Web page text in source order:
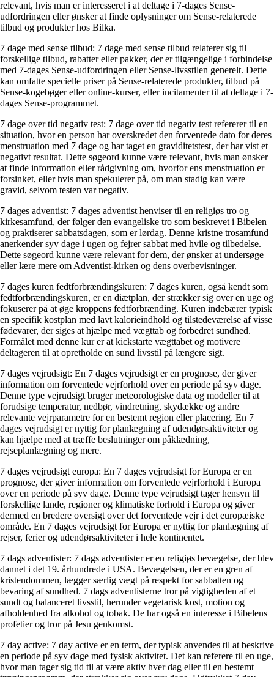
relevant, hvis man er interesseret i at deltage i 7-dages Sense-
udfordringen eller ønsker at finde oplysninger om Sense-relaterede
tilbud og produkter hos Bilka.
7 dage med sense tilbud: 7 dage med sense tilbud relaterer sig til
forskellige tilbud, rabatter eller pakker, der er tilgængelige i forbindelse
med 7-dages Sense-udfordringen eller Sense-livsstilen generelt. Dette
kan omfatte specielle priser på Sense-relaterede produkter, tilbud på
Sense-kogebøger eller online-kurser, eller incitamenter til at deltage i 7-
dages Sense-programmet.
7 dage over tid negativ test: 7 dage over tid negativ test refererer til en
situation, hvor en person har overskredet den forventede dato for deres
menstruation med 7 dage og har taget en graviditetstest, der har vist et
negativt resultat. Dette søgeord kunne være relevant, hvis man ønsker
at finde information eller rådgivning om, hvorfor ens menstruation er
forsinket, eller hvis man spekulerer på, om man stadig kan være
gravid, selvom testen var negativ.
7 dages adventist: 7 dages adventist henviser til en religiøs tro og
kirkesamfund, der følger den evangeliske tro som beskrevet i Bibelen
og praktiserer sabbatsdagen, som er lørdag. Denne kristne trosamfund
anerkender syv dage i ugen og fejrer sabbat med hvile og tilbedelse.
Dette søgeord kunne være relevant for dem, der ønsker at undersøge
eller lære mere om Adventist-kirken og dens overbevisninger.
7 dages kuren fedtforbrændingskuren: 7 dages kuren, også kendt som
fedtforbrændingskuren, er en diætplan, der strækker sig over en uge og
fokuserer på at øge kroppens fedtforbrænding. Kuren indebærer typisk
en specifik kostplan med lavt kalorieindhold og tilstedeværelse af visse
fødevarer, der siges at hjælpe med vægttab og forbedret sundhed.
Formålet med denne kur er at kickstarte vægttabet og motivere
deltageren til at opretholde en sund livsstil på længere sigt.
7 dages vejrudsigt: En 7 dages vejrudsigt er en prognose, der giver
information om forventede vejrforhold over en periode på syv dage.
Denne type vejrudsigt bruger meteorologiske data og modeller til at
forudsige temperatur, nedbør, vindretning, skydække og andre
relevante vejrparametre for en bestemt region eller placering. En 7
dages vejrudsigt er nyttig for planlægning af udendørsaktiviteter og
kan hjælpe med at træffe beslutninger om påklædning,
rejseplanlægning og mere.
7 dages vejrudsigt europa: En 7 dages vejrudsigt for Europa er en
prognose, der giver information om forventede vejrforhold i Europa
over en periode på syv dage. Denne type vejrudsigt tager hensyn til
forskellige lande, regioner og klimatiske forhold i Europa og giver
dermed en bredere oversigt over det forventede vejr i det europæiske
område. En 7 dages vejrudsigt for Europa er nyttig for planlægning af
rejser, ferier og udendørsaktiviteter i hele kontinentet.
7 dags adventister: 7 dags adventister er en religiøs bevægelse, der blev
dannet i det 19. århundrede i USA. Bevægelsen, der er en gren af
kristendommen, lægger særlig vægt på respekt for sabbatten og
bevaring af sundhed. 7 dags adventisterne tror på vigtigheden af ​​et
sundt og balanceret livsstil, herunder vegetarisk kost, motion og
afholdenhed fra alkohol og tobak. De har også en interesse i Bibelens
profetier og tror på Jesu genkomst.
7 day active: 7 day active er en term, der typisk anvendes til at beskrive
en periode på syv dage med fysisk aktivitet. Det kan referere til en uge,
hvor man tager sig tid til at være aktiv hver dag eller til en bestemt